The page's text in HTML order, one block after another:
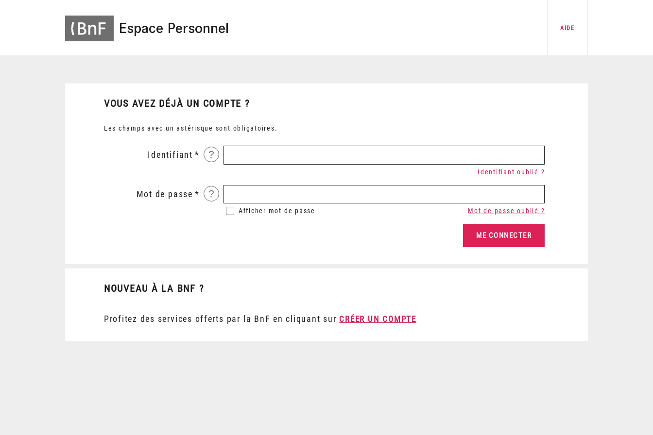
Espace Personnel AIDE
VOUS AVEZ DÉJÀ UN COMPTE ?
Les champs avec un astérisque sont obligatoires.
Identifiant ?
Identifiant oublié ?
Mot de passe ?
Afficher mot de passe Mot de passe oublié ?
NOUVEAU À LA BNF ?
Profitez des services offerts par la BnF en cliquant sur CRÉER UN COMPTE